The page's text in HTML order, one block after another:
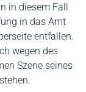
in diesem Fall
in das Amt
entfallen.
wegen des
Szene seines